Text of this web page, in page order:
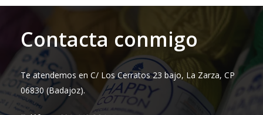
hasta
Contacta conmigo
Te atendemos en C/ Los Cerratos 23 bajo, La Zarza, CP
06830 (Badajoz).